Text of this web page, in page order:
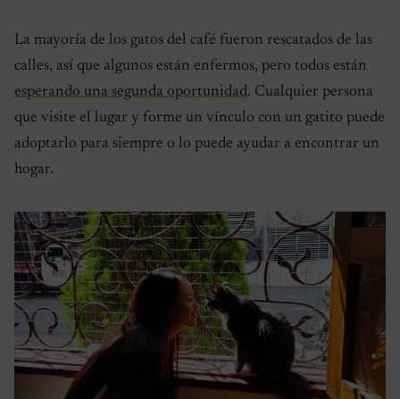
La mayoría de los gatos del café fueron rescatados de las
calles, así que algunos están enfermos, pero todos están
esperando una segunda oportunidad. Cualquier persona
que visite el lugar y forme un vínculo con un gatito puede
adoptarlo para siempre o lo puede ayudar a encontrar un
hogar.